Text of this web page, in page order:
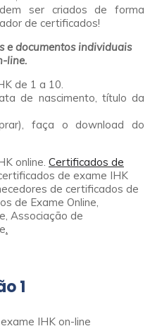
ser criados de forma
de certificados!
e documentos individuais
line.
de 1 a 10.
de nascimento, título da
faça o download do
online. Certificados de
de exame IHK
de certificados de
de Exame Online,
Associação de
.
1